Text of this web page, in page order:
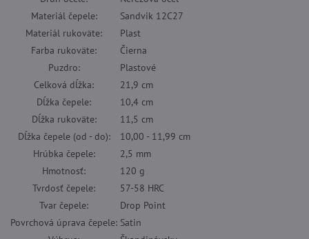
Materiál čepele:
Sandvik 12C27
Materiál rukoväte:
Plast
Farba rukoväte:
Čierna
Puzdro:
Plastové
Celková dĺžka:
21,9 cm
Dĺžka čepele:
10,4 cm
Dĺžka rukoväte:
11,5 cm
Dĺžka čepele (od - do):
10,00 - 11,99 cm
Hrúbka čepele:
2,5 mm
Hmotnosť:
120 g
Tvrdosť čepele:
57-58 HRC
Tvar čepele:
Drop Point
Povrchová úprava čepele: Satin